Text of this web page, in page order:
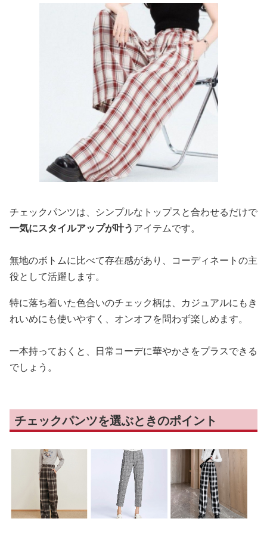
チェックパンツは、シンプルなトップスと合わせるだけで
一気にスタイルアップが叶うアイテムです。
無地のボトムに比べて存在感があり、コーディネートの主
役として活躍します。
特に落ち着いた色合いのチェック柄は、カジュアルにもき
れいめにも使いやすく、オンオフを問わず楽しめます。
一本持っておくと、日常コーデに華やかさをプラスできる
でしょう。
チェックパンツを選ぶときのポイント